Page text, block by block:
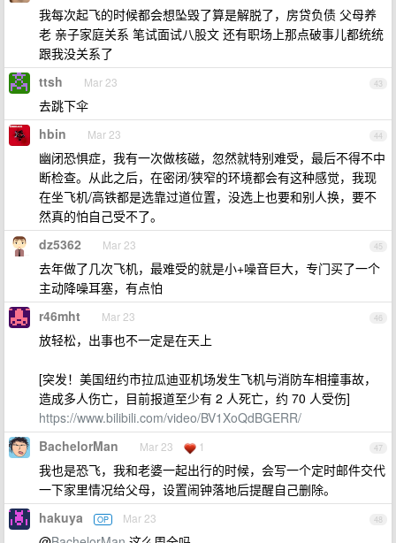
我每次起飞的时候都会想坠毁了算是解脱了，房贷负债 父母养
老 亲子家庭关系 笔试面试八股文 还有职场上那点破事儿都统统
跟我没关系了
43
ttsh Mar 23
去跳下伞
44
hbin Mar 23
幽闭恐惧症，我有一次做核磁，忽然就特别难受，最后不得不中
断检查。从此之后，在密闭/狭窄的环境都会有这种感觉，我现
在坐飞机/高铁都是选靠过道位置，没选上也要和别人换，要不
然真的怕自己受不了。
45
dz5362 Mar 23
去年做了几次飞机，最难受的就是小+噪音巨大，专门买了一个
主动降噪耳塞，有点怕
46
r46mht Mar 23
放轻松，出事也不一定是在天上
[突发！美国纽约市拉瓜迪亚机场发生飞机与消防车相撞事故，
造成多人伤亡，目前报道至少有 2 人死亡，约 70 人受伤]
https://www.bilibili.com/video/BV1XoQdBGERR/
47
BachelorMan Mar 23 1
我也是恐飞，我和老婆一起出行的时候，会写一个定时邮件交代
一下家里情况给父母，设置闹钟落地后提醒自己删除。
48
hakuya OP Mar 23